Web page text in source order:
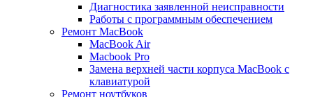
Диагностика заявленной неисправности
Работы с программным обеспечением
Ремонт MacBook
MacBook Air
Macbook Pro
Замена верхней части корпуса MacBook с
клавиатурой
Ремонт ноутбуков